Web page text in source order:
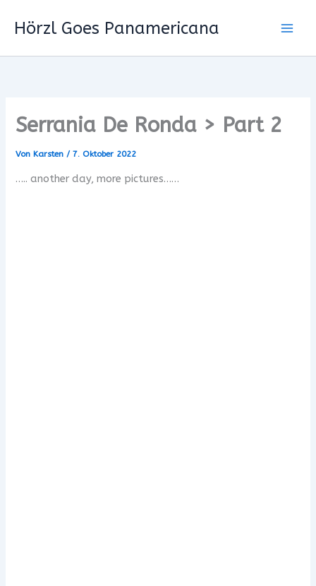
InhaltHörzl Goes Panamericana
Serrania De Ronda > Part 2
Von Karsten/7. Oktober 2022
….. another day, more pictures……